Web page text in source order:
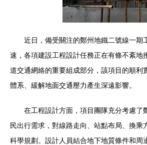
近日，備受關注的鄭州地鐵二號線一期
速，各項建設工程設計任務正在有條不紊地推進
道交通網絡的重要組成部分，該項目的順利
體系、緩解地面交通壓力產生深遠影響。
在工程設計方面，項目團隊充分考慮
民出行需求，對線路走向、站點布局、
科學規劃。設計人員結合地下地質條件和周